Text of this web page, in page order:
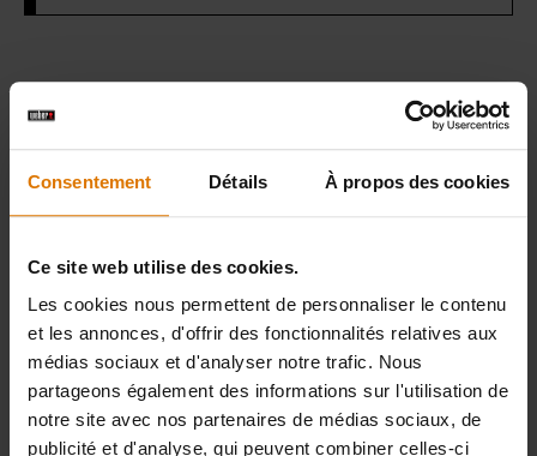
Consentement Détails À propos des cookies
Ce site web utilise des cookies.
Les cookies nous permettent de personnaliser le contenu
et les annonces, d'offrir des fonctionnalités relatives aux
médias sociaux et d'analyser notre trafic. Nous
partageons également des informations sur l'utilisation de
notre site avec nos partenaires de médias sociaux, de
publicité et d'analyse, qui peuvent combiner celles-ci
Accessoires
recommandés
Gants
Premium
Voir
Weber Connect Smart
Grilling Hub
149,99 €
112,49 € TVA incluse
0,17 € Cotisation Recupel inclus